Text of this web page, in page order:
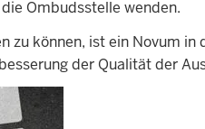
Ombudsstelle wenden.
zu können, ist ein Novum in
der Qualität der